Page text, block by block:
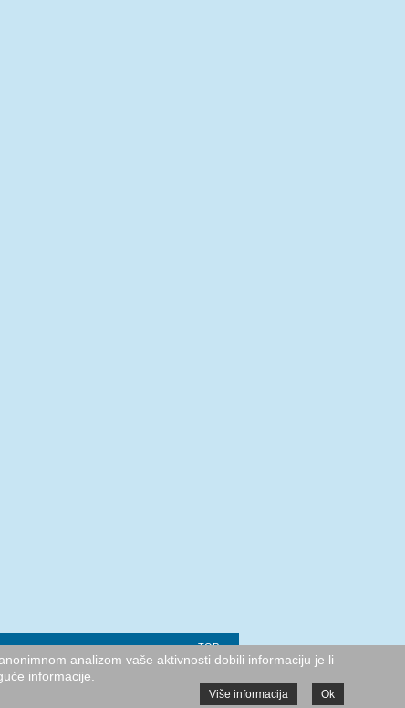
TOP
analizom vaše aktivnosti dobili informaciju je li
informacije.
Više informacija Ok